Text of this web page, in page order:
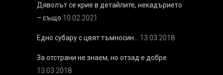
Дяволът се крие в детайлите, некадърието
– също 10.02.2021
Едно субару с цвят тъмносин… 13.03.2018
За отстрани не знаем, но отзад е добре
13.03.2018